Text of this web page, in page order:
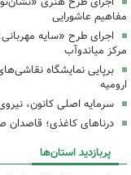
مفاهیم عاشورایی
اجرای طرح «سایه
مرکز میاندوآب
برپایی نمایشگاه
ارومیه
سرمایه اصلی کانون،
درناهای کاغذی؛ قاصدان
پربازدید استان‌ها